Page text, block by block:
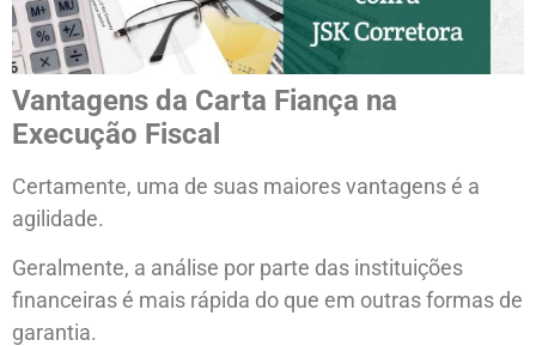
Vantagens da Carta Fiança na
Execução Fiscal
Certamente, uma de suas maiores vantagens é a
agilidade.
Geralmente, a análise por parte das instituições
financeiras é mais rápida do que em outras formas de
garantia.